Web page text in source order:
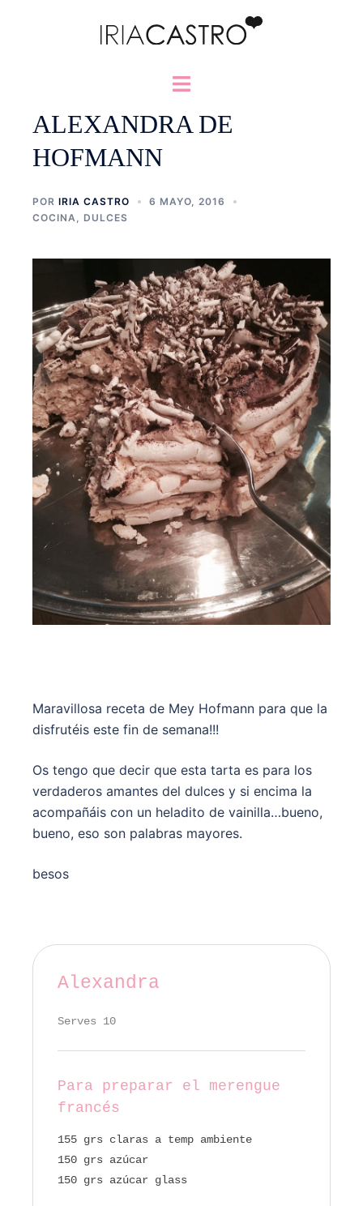
Alternar
ALEXANDRA DE
HOFMANN
POR IRIA CASTRO
6 MAYO, 2016
COCINA
DULCES
Maravillosa receta de Mey Hofmann para que la
disfrutéis este fin de semana!!!
Os tengo que decir que esta tarta es para los
verdaderos amantes del dulces y si encima la
acompañáis con un heladito de vainilla…bueno,
bueno, eso son palabras mayores.
besos
Alexandra
Serves 10
Para preparar el merengue
francés
155 grs claras a temp ambiente
150 grs azúcar
150 grs azúcar glass